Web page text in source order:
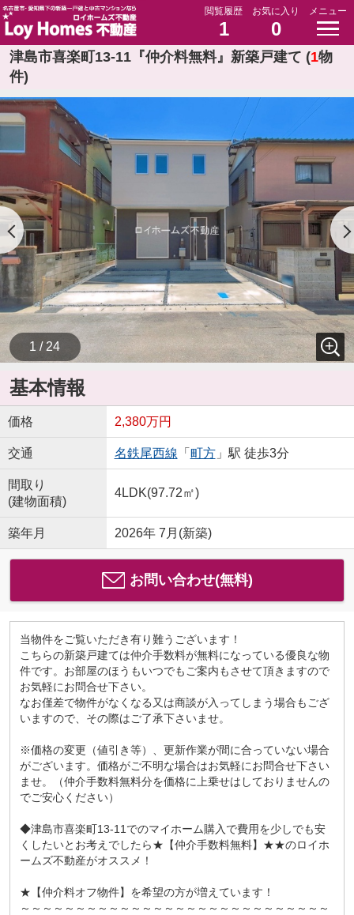
閲覧履歴
1
お気に入り
0
メニュー
津島市喜楽町13-11『仲介料無料』新築戸建て (1物
件)
1 / 24
基本情報
価格 2,380万円
交通 名鉄尾西線 「 町方」駅 徒歩3分
間取り
(建物面積)
4LDK(97.72㎡)
築年月 2026年 7月(新築)
お問い合わせ(無料)
当物件をご覧いただき有り難うございます！
こちらの新築戸建ては仲介手数料が無料になっている優良な物
件です。お部屋のほうもいつでもご案内もさせて頂きますので
お気軽にお問合せ下さい。
なお僅差で物件がなくなる又は商談が入ってしまう場合もござ
いますので、その際はご了承下さいませ。
※価格の変更（値引き等）、更新作業が間に合っていない場合
がございます。価格がご不明な場合はお気軽にお問合せ下さい
ませ。（仲介手数料無料分を価格に上乗せはしておりませんの
でご安心ください）
◆津島市喜楽町13-11でのマイホーム購入で費用を少しでも安
くしたいとお考えでしたら★【仲介手数料無料】★★のロイホ
ームズ不動産がオススメ！
★【仲介料オフ物件】を希望の方が増えています！
～～～～～～～～～～～～～～～～～～～～～～～～～～～～